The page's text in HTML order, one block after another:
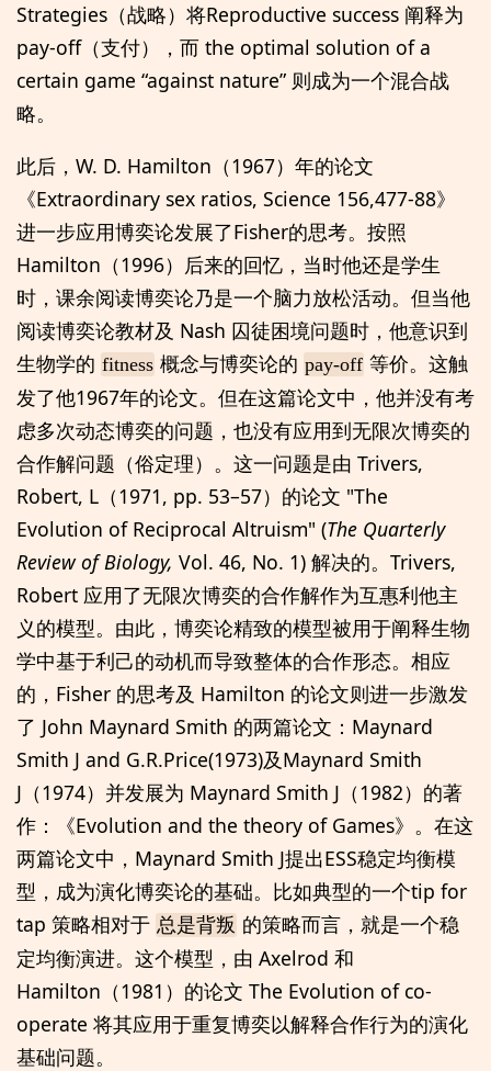
Strategies（战略）将Reproductive success 阐释为
pay-off（支付），而 the optimal solution of a
certain game “against nature” 则成为一个混合战
略。
此后，W. D. Hamilton（1967）年的论文
《Extraordinary sex ratios, Science 156,477-88》
进一步应用博奕论发展了Fisher的思考。按照
Hamilton（1996）后来的回忆，当时他还是学生
时，课余阅读博奕论乃是一个脑力放松活动。但当他
阅读博奕论教材及 Nash 囚徒困境问题时，他意识到
生物学的 fitness 概念与博奕论的 pay-off 等价。这触
发了他1967年的论文。但在这篇论文中，他并没有考
虑多次动态博奕的问题，也没有应用到无限次博奕的
合作解问题（俗定理）。这一问题是由 Trivers,
Robert, L（1971, pp. 53–57）的论文 "The
Evolution of Reciprocal Altruism" (The Quarterly
Review of Biology, Vol. 46, No. 1) 解决的。Trivers,
Robert 应用了无限次博奕的合作解作为互惠利他主
义的模型。由此，博奕论精致的模型被用于阐释生物
学中基于利己的动机而导致整体的合作形态。相应
的，Fisher 的思考及 Hamilton 的论文则进一步激发
了 John Maynard Smith 的两篇论文：Maynard
Smith J and G.R.Price(1973)及Maynard Smith
J（1974）并发展为 Maynard Smith J（1982）的著
作：《Evolution and the theory of Games》。在这
两篇论文中，Maynard Smith J提出ESS稳定均衡模
型，成为演化博奕论的基础。比如典型的一个tip for
tap 策略相对于 总是背叛 的策略而言，就是一个稳
定均衡演进。这个模型，由 Axelrod 和
Hamilton（1981）的论文 The Evolution of co-
operate 将其应用于重复博奕以解释合作行为的演化
基础问题。